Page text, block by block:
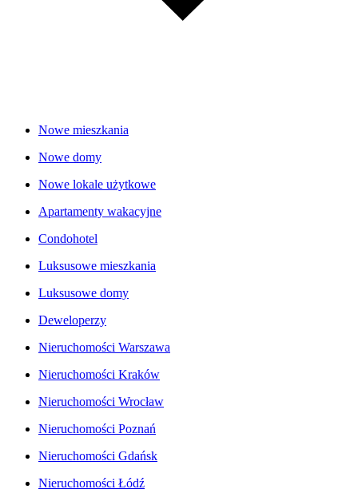
Nowe mieszkania
Nowe domy
Nowe lokale użytkowe
Apartamenty wakacyjne
Condohotel
Luksusowe mieszkania
Luksusowe domy
Deweloperzy
Nieruchomości Warszawa
Nieruchomości Kraków
Nieruchomości Wrocław
Nieruchomości Poznań
Nieruchomości Gdańsk
Nieruchomości Łódź